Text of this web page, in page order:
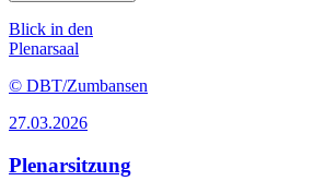
Blick in den
Plenarsaal
© DBT/Zumbansen
27.03.2026
Plenarsitzung